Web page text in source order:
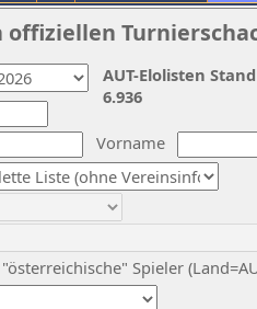
Vorname
Spieler
AUT-Elolisten
6.936